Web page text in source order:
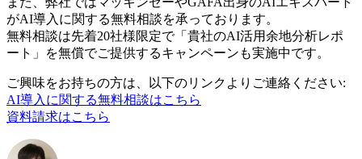
がAI導入に関する無料相談を承っております。
無料相談は先着20社様限定で「貴社のAI活用余地分析レポ
ート」を無償でご提供するキャンペーンも実施中です。
ご興味をお持ちの方は、以下のリンクよりご連絡ください:
AI導入に関する無料相談はこちら
資料請求はこちら